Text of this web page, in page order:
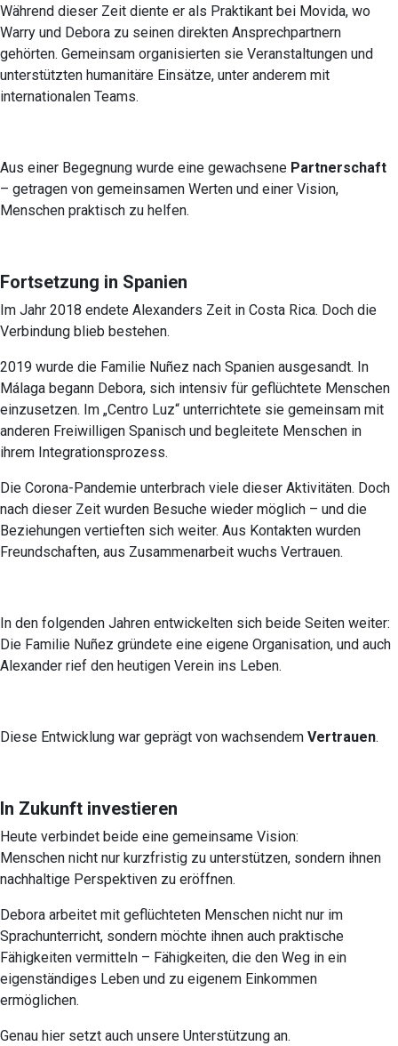
Während dieser Zeit diente er als Praktikant bei Movida, wo
Warry und Debora zu seinen direkten Ansprechpartnern
gehörten. Gemeinsam organisierten sie Veranstaltungen und
unterstützten humanitäre Einsätze, unter anderem mit
internationalen Teams.
Aus einer Begegnung wurde eine gewachsene Partnerschaft
– getragen von gemeinsamen Werten und einer Vision,
Menschen praktisch zu helfen.
Fortsetzung in Spanien
Im Jahr 2018 endete Alexanders Zeit in Costa Rica. Doch die
Verbindung blieb bestehen.
2019 wurde die Familie Nuñez nach Spanien ausgesandt. In
Málaga begann Debora, sich intensiv für geflüchtete Menschen
einzusetzen. Im „Centro Luz“ unterrichtete sie gemeinsam mit
anderen Freiwilligen Spanisch und begleitete Menschen in
ihrem Integrationsprozess.
Die Corona-Pandemie unterbrach viele dieser Aktivitäten. Doch
nach dieser Zeit wurden Besuche wieder möglich – und die
Beziehungen vertieften sich weiter. Aus Kontakten wurden
Freundschaften, aus Zusammenarbeit wuchs Vertrauen.
In den folgenden Jahren entwickelten sich beide Seiten weiter:
Die Familie Nuñez gründete eine eigene Organisation, und auch
Alexander rief den heutigen Verein ins Leben.
Diese Entwicklung war geprägt von wachsendem Vertrauen.
In Zukunft investieren
Heute verbindet beide eine gemeinsame Vision:
Menschen nicht nur kurzfristig zu unterstützen, sondern ihnen
nachhaltige Perspektiven zu eröffnen.
Debora arbeitet mit geflüchteten Menschen nicht nur im
Sprachunterricht, sondern möchte ihnen auch praktische
Fähigkeiten vermitteln – Fähigkeiten, die den Weg in ein
eigenständiges Leben und zu eigenem Einkommen
ermöglichen.
Genau hier setzt auch unsere Unterstützung an.